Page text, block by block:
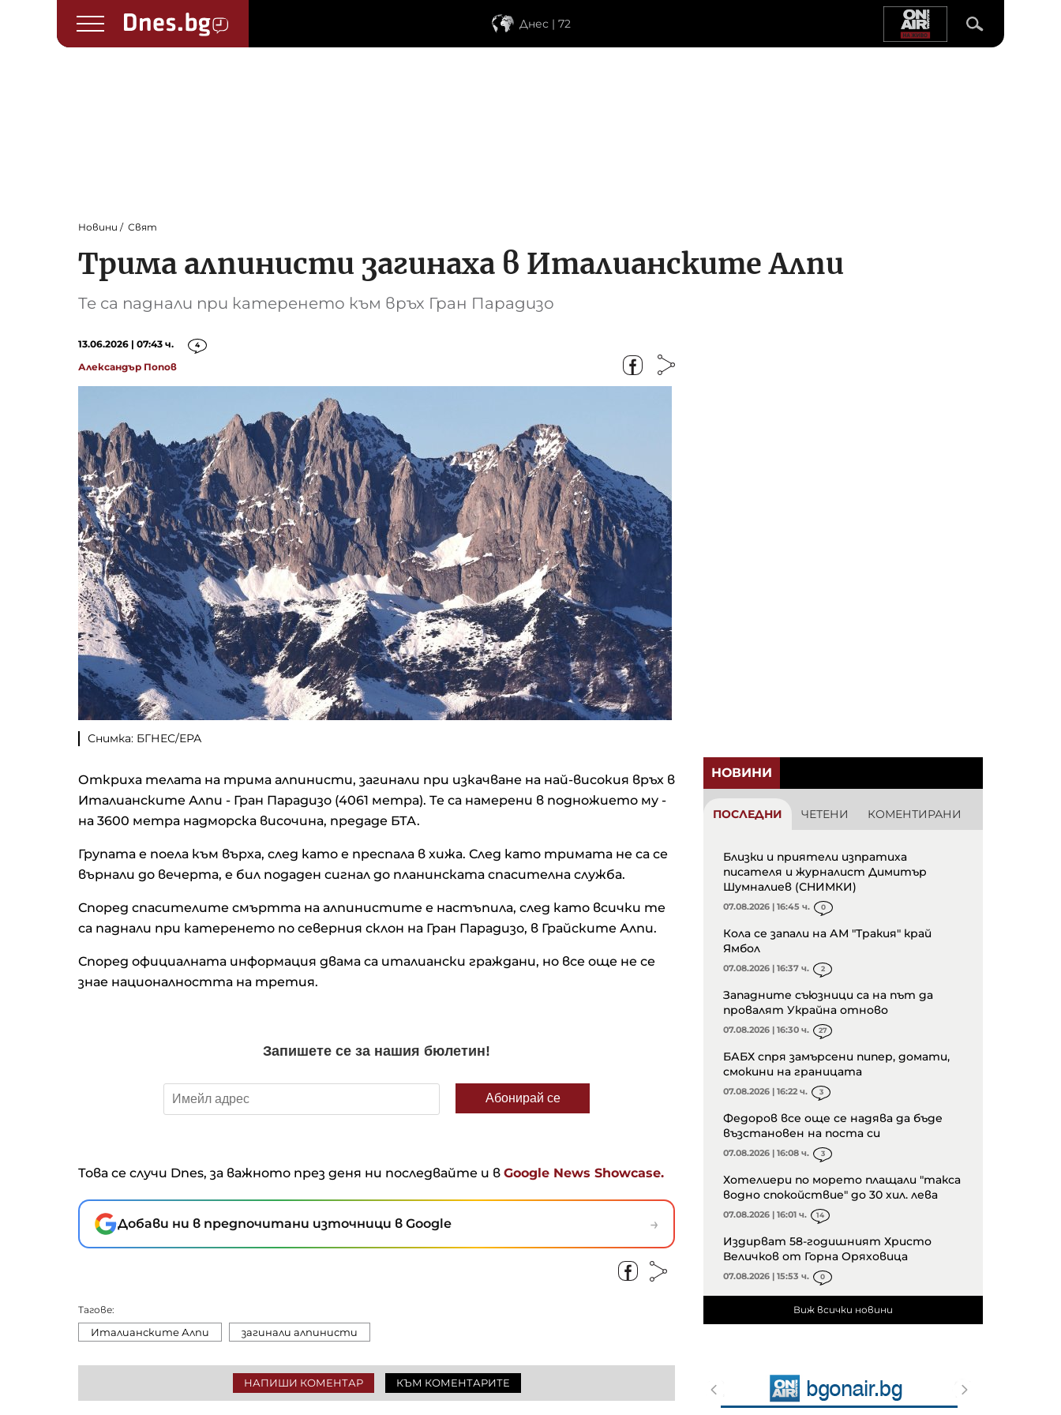
Днес | 72
Новини Свят
Трима алпинисти загинаха в Италианските Алпи
Те са паднали при катеренето към връх Гран Парадизо
13.06.2026 | 07:43 ч. 4
Александър Попов
Снимка: БГНЕС/ЕРА
Откриха телата на трима алпинисти, загинали при изкачване на най-високия връх в
Италианските Алпи - Гран Парадизо (4061 метра). Те са намерени в подножието му -
на 3600 метра надморска височина, предаде БТА.
Групата е поела към върха, след като е преспала в хижа. След като тримата не са се
върнали до вечерта, е бил подаден сигнал до планинската спасителна служба.
Според спасителите смъртта на алпинистите е настъпила, след като всички те
са паднали при катеренето по северния склон на Гран Парадизо, в Грайските Алпи.
Според официалната информация двама са италиански граждани, но все още не се
знае националността на третия.
Това се случи Dnes, за важното през деня ни последвайте и в Google News Showcase.
Добави ни в предпочитани източници в Google →
Тагове:
Италианските Алпи загинали алпинисти
НАПИШИ КОМЕНТАР КЪМ КОМЕНТАРИТЕ
НОВИНИ
ПОСЛЕДНИ ЧЕТЕНИ КОМЕНТИРАНИ
Близки и приятели изпратиха
писателя и журналист Димитър
Шумналиев (СНИМКИ)
07.08.2026 | 16:45 ч. 0
Кола се запали на АМ "Тракия" край
Ямбол
07.08.2026 | 16:37 ч. 2
Западните съюзници са на път да
провалят Украйна отново
07.08.2026 | 16:30 ч. 27
БАБХ спря замърсени пипер, домати,
смокини на границата
07.08.2026 | 16:22 ч. 3
Федоров все още се надява да бъде
възстановен на поста си
07.08.2026 | 16:08 ч. 3
Хотелиери по морето плащали "такса
водно спокойствие" до 30 хил. лева
07.08.2026 | 16:01 ч. 14
Издирват 58-годишният Христо
Величков от Горна Оряховица
07.08.2026 | 15:53 ч. 0
Виж всички новини